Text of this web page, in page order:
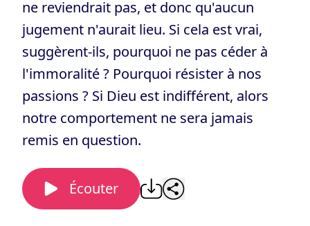
ne reviendrait pas, et donc qu'aucun
jugement n'aurait lieu. Si cela est vrai,
suggèrent-ils, pourquoi ne pas céder à
l'immoralité ? Pourquoi résister à nos
passions ? Si Dieu est indifférent, alors
notre comportement ne sera jamais
remis en question.
Écouter